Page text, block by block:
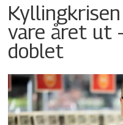
vare året ut
doblet